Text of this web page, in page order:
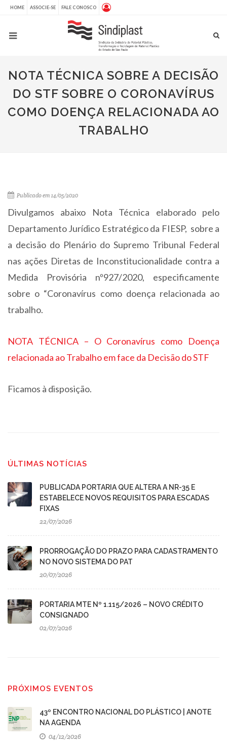
HOME ASSOCIE-SE FALE CONOSCO
NOTA TÉCNICA SOBRE A DECISÃO
DO STF SOBRE O CORONAVÍRUS
COMO DOENÇA RELACIONADA AO
TRABALHO
Publicado em 14/05/2020
Divulgamos abaixo Nota Técnica elaborado pelo
Departamento Jurídico Estratégico da FIESP, sobre a
a decisão do Plenário do Supremo Tribunal Federal
nas ações Diretas de Inconstitucionalidade contra a
Medida Provisória nº927/2020, especificamente
sobre o “Coronavírus como doença relacionada ao
trabalho.
NOTA TÉCNICA – O Coronavírus como Doença
relacionada ao Trabalho em face da Decisão do STF
Ficamos à disposição.
ÚLTIMAS NOTÍCIAS
PUBLICADA PORTARIA QUE ALTERA A NR-35 E
ESTABELECE NOVOS REQUISITOS PARA ESCADAS
FIXAS
22/07/2026
PRORROGAÇÃO DO PRAZO PARA CADASTRAMENTO
NO NOVO SISTEMA DO PAT
20/07/2026
PORTARIA MTE Nº 1.115/2026 – NOVO CRÉDITO
CONSIGNADO
02/07/2026
PRÓXIMOS EVENTOS
43º ENCONTRO NACIONAL DO PLÁSTICO | ANOTE
NA AGENDA
04/12/2026